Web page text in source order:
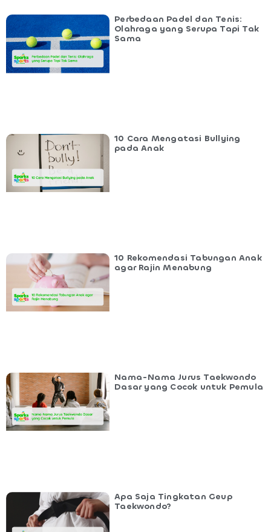
Perbedaan Padel dan Tenis:
Olahraga yang Serupa Tapi Tak
Sama
10 Cara Mengatasi Bullying
pada Anak
10 Rekomendasi Tabungan Anak
agar Rajin Menabung
Nama-Nama Jurus Taekwondo
Dasar yang Cocok untuk Pemula
Apa Saja Tingkatan Geup
Taekwondo?